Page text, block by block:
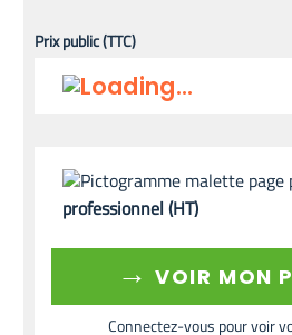
Prix public (TTC)
professionnel (HT)
→ VOIR MON
Connectez-vous pour voir